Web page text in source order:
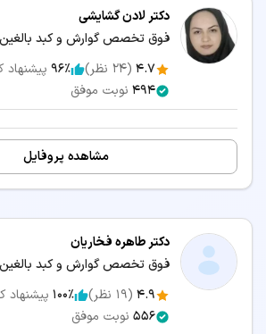
دکتر لادن گشایشی
4.7
(
24 نظر) 96٪ پیشنهاد
494 نوبت موفق
مشاهده پروفایل
دکتر طاهره فخاریان
فوق تخصص گوارش و کبد بالغین
4.9
(
19 نظر) 100٪ پیشنهاد
556 نوبت موفق